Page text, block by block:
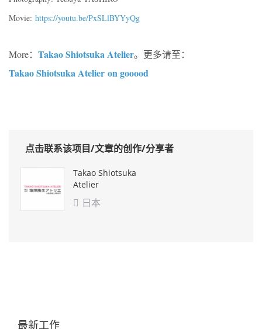
Movie: https://youtu.be/PxSLlBYYyQg
More： Takao Shiotsuka Atelier。更多请至：
Takao Shiotsuka Atelier on gooood
点击联系该项目/文章的创作/分享者
Takao Shiotsuka
Atelier
 日本
最新工作